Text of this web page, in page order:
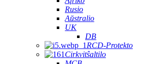
Rusio
Aŭstralio
UK
DB
RCD-Protekto
Cirkvitŝaltilo